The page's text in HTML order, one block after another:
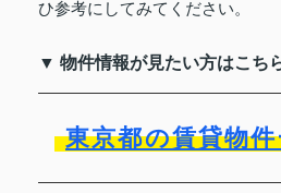
ひ参考にしてみてください。
▼ 物件情報が見たい方はこち
東京都の賃貸物